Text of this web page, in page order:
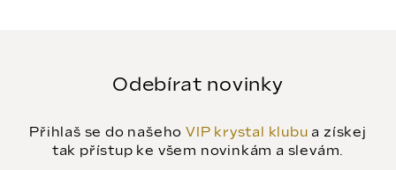
Odebírat novinky
Přihlaš se do našeho VIP krystal klubu a získej
tak přístup ke všem novinkám a slevám.